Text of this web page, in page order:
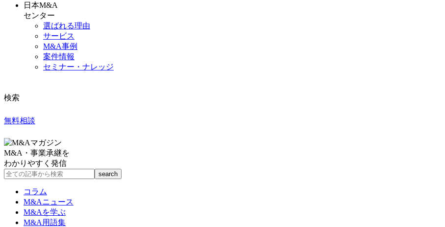
日本M&A
センター
選ばれる理由
サービス
M&A事例
案件情報
セミナー・ナレッジ
検索
無料相談
M&A・事業承継を
わかりやすく発信
コラム
M&Aニュース
M&Aを学ぶ
M&A用語集